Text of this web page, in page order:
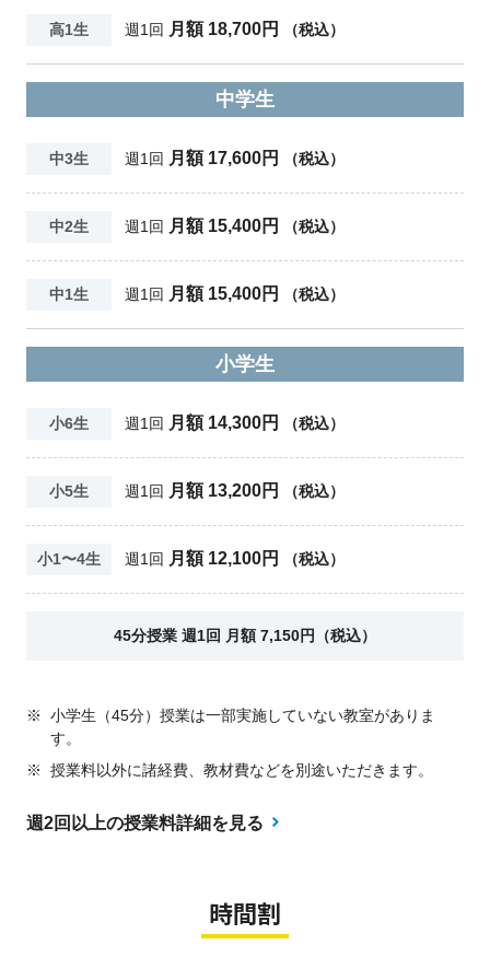
高1生 週1回 月額 18,700円 （税込）
中学生
中3生 週1回 月額 17,600円 （税込）
中2生 週1回 月額 15,400円 （税込）
中1生 週1回 月額 15,400円 （税込）
小学生
小6生 週1回 月額 14,300円 （税込）
小5生 週1回 月額 13,200円 （税込）
小1〜4生 週1回 月額 12,100円 （税込）
45分授業 週1回 月額 7,150円（税込）
※
小学生（45分）授業は一部実施していない教室がありま
す。
※
授業料以外に諸経費、教材費などを別途いただきます。
週2回以上の授業料詳細を見る
時間割